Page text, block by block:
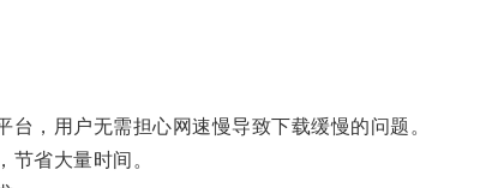
，用户无需担心网速慢导致下载缓慢的问题。
省大量时间。